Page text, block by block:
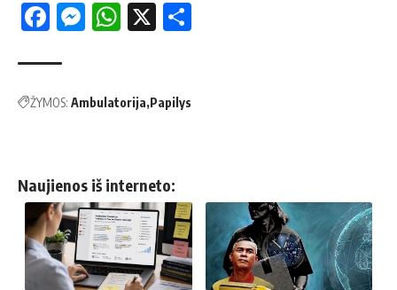
Facebook
Messenger
WhatsApp
X
ŽYMOS: Ambulatorija Papilys
Naujienos iš interneto: